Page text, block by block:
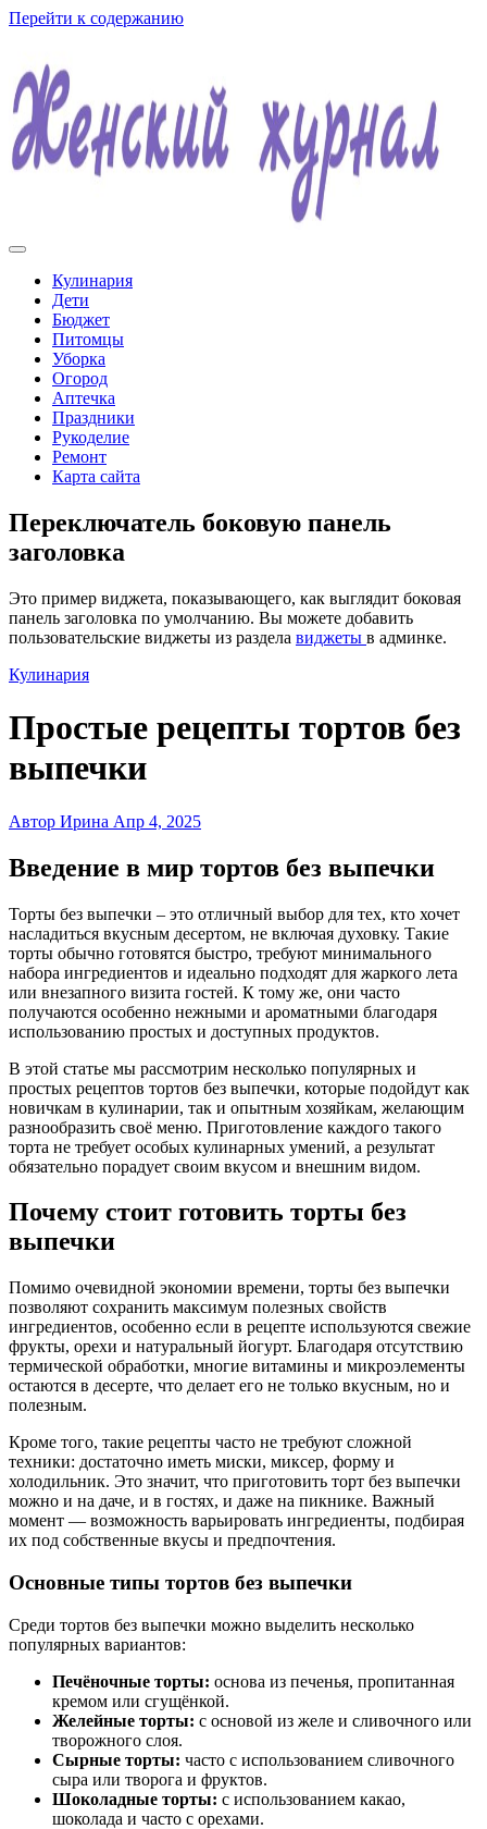
Перейти к содержанию
Женский журнал
Кулинария
Дети
Бюджет
Питомцы
Уборка
Огород
Аптечка
Праздники
Рукоделие
Ремонт
Карта сайта
Переключатель боковую панель
заголовка
Это пример виджета, показывающего, как выглядит боковая
панель заголовка по умолчанию. Вы можете добавить
пользовательские виджеты из раздела виджеты в админке.
Кулинария
Простые рецепты тортов без
выпечки
Автор Ирина Апр 4, 2025
Введение в мир тортов без выпечки
Торты без выпечки – это отличный выбор для тех, кто хочет
насладиться вкусным десертом, не включая духовку. Такие
торты обычно готовятся быстро, требуют минимального
набора ингредиентов и идеально подходят для жаркого лета
или внезапного визита гостей. К тому же, они часто
получаются особенно нежными и ароматными благодаря
использованию простых и доступных продуктов.
В этой статье мы рассмотрим несколько популярных и
простых рецептов тортов без выпечки, которые подойдут как
новичкам в кулинарии, так и опытным хозяйкам, желающим
разнообразить своё меню. Приготовление каждого такого
торта не требует особых кулинарных умений, а результат
обязательно порадует своим вкусом и внешним видом.
Почему стоит готовить торты без
выпечки
Помимо очевидной экономии времени, торты без выпечки
позволяют сохранить максимум полезных свойств
ингредиентов, особенно если в рецепте используются свежие
фрукты, орехи и натуральный йогурт. Благодаря отсутствию
термической обработки, многие витамины и микроэлементы
остаются в десерте, что делает его не только вкусным, но и
полезным.
Кроме того, такие рецепты часто не требуют сложной
техники: достаточно иметь миски, миксер, форму и
холодильник. Это значит, что приготовить торт без выпечки
можно и на даче, и в гостях, и даже на пикнике. Важный
момент — возможность варьировать ингредиенты, подбирая
их под собственные вкусы и предпочтения.
Основные типы тортов без выпечки
Среди тортов без выпечки можно выделить несколько
популярных вариантов:
Печёночные торты: основа из печенья, пропитанная
кремом или сгущёнкой.
Желейные торты: с основой из желе и сливочного или
творожного слоя.
Сырные торты: часто с использованием сливочного
сыра или творога и фруктов.
Шоколадные торты: с использованием какао,
шоколада и часто с орехами.